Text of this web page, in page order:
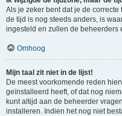
Als je zeker bent dat je de
de tijd is nog steeds anders, is
ingesteld en zullen de beheerders
Omhoog
Mijn taal zit niet in de lijst!
De meest voorkomende reden
geïnstalleerd heeft, of dat nog
kunt altijd aan de beheerder
installeren. Indien het nog niet